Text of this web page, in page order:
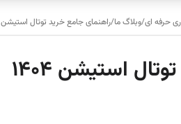
حرفه ای/وبلاگ ما/راهنمای جامع خرید توتال استیشن ۱۴۰۴
استیشن ۱۴۰۴